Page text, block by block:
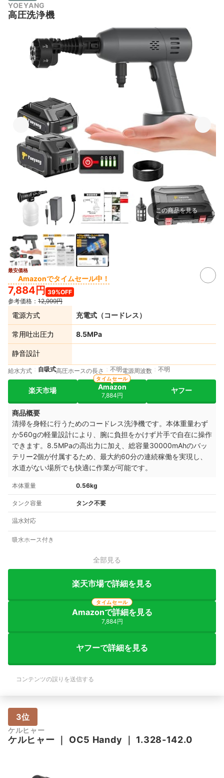
YOEYANG
高圧洗浄機
この商品を見る
出典：amazon.co.jp
最安価格
Amazonでタイムセール中！
7,884円 39%OFF
参考価格： 12,999円
電源方式 充電式（コードレス）
常用吐出圧力 8.5MPa
静音設計
給水方式 自吸式高圧ホースの長さ 不明 電源周波数 不明
楽天市場 Amazon
7,884円
タイムセール
ヤフー
商品概要
清掃を身軽に行うためのコードレス洗浄機です。本体重量わず
か560gの軽量設計により、腕に負担をかけず片手で自在に操作
できます。8.5MPaの高出力に加え、総容量30000mAhのバッ
テリー2個が付属するため、最大約60分の連続稼働を実現し、
水道がない場所でも快適に作業が可能です。
本体重量 0.56kg
タンク容量 タンク不要
温水対応
吸水ホース付き
全部見る
楽天市場で詳細を見る
Amazonで詳細を見る
7,884円
タイムセール
ヤフーで詳細を見る
コンテンツの誤りを送信する
3位
ケルヒャー
ケルヒャー OC5 Handy 1.328-142.0